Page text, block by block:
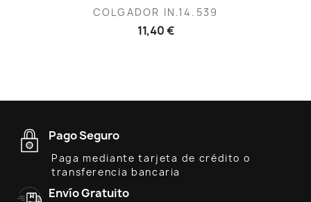
COLGADOR IN.14.539
11,40 €
Pago Seguro
Paga mediante tarjeta de crédito o
transferencia bancaria
Envío Gratuito